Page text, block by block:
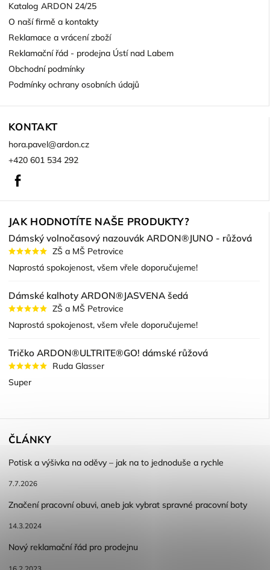
Katalog ARDON 24/25
O naší firmě a kontakty
Reklamace a vrácení zboží
Reklamační řád - prodejna Ústí nad Labem
Obchodní podmínky
Podmínky ochrany osobních údajů
KONTAKT
hora.pavel@ardon.cz
+420 601 534 292
JAK HODNOTÍTE NAŠE PRODUKTY?
Dámský volnočasový nazouvák ARDON®JUNO - růžová
ZŠ a MŠ Petrovice
Naprostá spokojenost, všem vřele doporučujeme!
Dámské kalhoty ARDON®JASVENA šedá
ZŠ a MŠ Petrovice
Naprostá spokojenost, všem vřele doporučujeme!
Tričko ARDON®ULTRITE®GO! dámské růžová
Ruda Glasser
Super
ČLÁNKY
Potisk a výšivka na oděvy – jak na to jednoduše a rychle
7.7.2026
Značení pracovní obuvi, aneb jak vybrat spravné pracovní boty
14.3.2024
Nový reklamační řád pro prodejnu